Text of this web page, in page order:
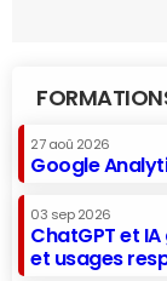
27 aoû 2026
Google
03 sep 2026
ChatGPT et
et usages